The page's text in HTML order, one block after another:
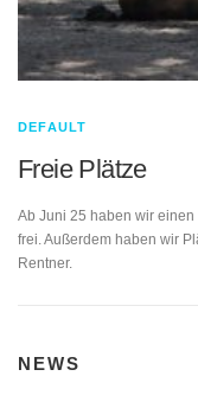
DEFAULT
Freie Plätze
Ab Juni 25 haben wir einen
frei. Außerdem haben wir
Rentner.
NEWS